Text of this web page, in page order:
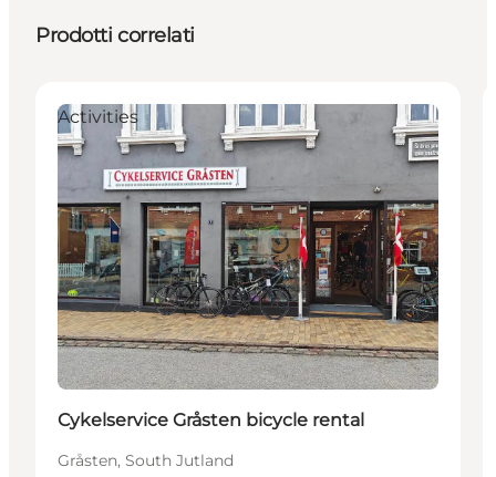
Prodotti correlati
Activities
Cykelservice Gråsten bicycle rental
Gråsten, South Jutland